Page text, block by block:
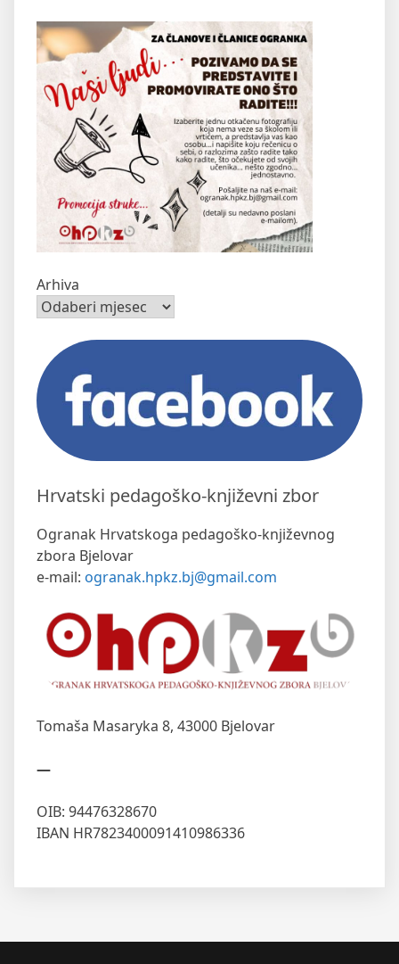
Arhiva
Hrvatski pedagoško-književni zbor
Ogranak Hrvatskoga pedagoško-književnog
zbora Bjelovar
e-mail: ogranak.hpkz.bj@gmail.com
Tomaša Masaryka 8, 43000 Bjelovar
—
OIB: 94476328670
IBAN HR7823400091410986336